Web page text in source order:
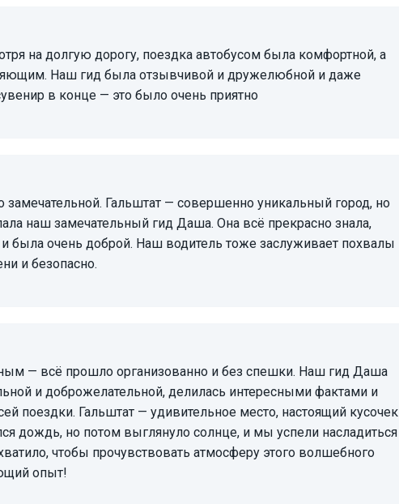
Наш гид была отзывчивой и дружелюбной и даже
в конце — это было очень приятно
наш замечательный гид Даша. Она всё прекрасно знала,
была очень доброй. Наш водитель тоже заслуживает похвалы
и безопасно.
и доброжелательной, делилась интересными фактами и
поездки. Гальштат — удивительное место, настоящий кусочек
дождь, но потом выглянуло солнце, и мы успели насладиться
чтобы прочувствовать атмосферу этого волшебного
опыт!